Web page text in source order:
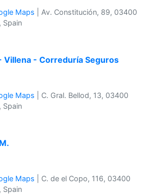
Maps | Av. Constitución, 89, 03400
Spain
Villena - Correduría Seguros
Maps | C. Gral. Bellod, 13, 03400
Spain
Maps | C. de el Copo, 116, 03400
Spain